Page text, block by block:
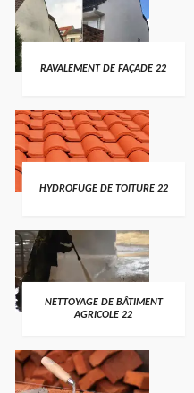
RAVALEMENT DE FAÇADE 22
HYDROFUGE DE TOITURE 22
NETTOYAGE DE BÂTIMENT
AGRICOLE 22